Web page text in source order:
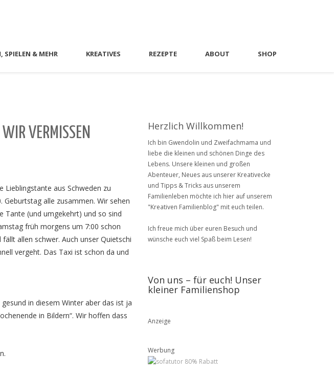
SPIELEN & MEHR KREATIVES REZEPTE ABOUT SHOP
VERMISSEN
Lieblingstante aus Schweden zu
alle zusammen. Wir sehen
Tante (und umgekehrt) und so sind
früh morgens um 7:00 schon
allen schwer. Auch unser Quietschi
vergeht. Das Taxi ist schon da und
in diesem Winter aber das ist ja
in Bildern“. Wir hoffen dass
Herzlich Willkommen!
Ich bin Gwendolin und Zweifachmama und
liebe die kleinen und schönen Dinge des
Lebens. Unsere kleinen und großen
Abenteuer, Neues aus unserer Kreativecke
und Tipps & Tricks aus unserem
Familienleben möchte ich hier auf unserem
"Kreativen Familienblog" mit euch teilen.
Ich freue mich über euren Besuch und
wünsche euch viel Spaß beim Lesen!
Von uns – für euch! Unser
kleiner Familienshop
Anzeige
Werbung